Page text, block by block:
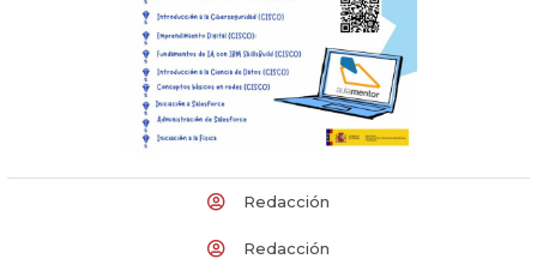
Redacción
Redacción